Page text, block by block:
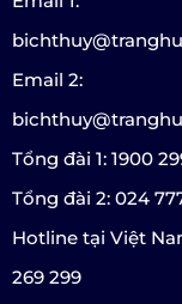
Email 2:
Tổng đài 1: 1900
Tổng đài 2: 024
Hotline tại Việt
269 299